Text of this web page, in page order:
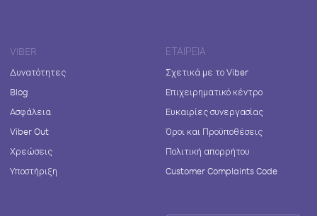
VIBER
Δυνατότητες
Blog
Ασφάλεια
Viber Out
Χρεώσεις
Υποστήριξη
ΕΤΑΙΡΕΊΑ
Σχετικά με το Viber
Επιχειρηματικό κέντρο
Ευκαιρίες συνεργασίας
Όροι και Προϋποθέσεις
Πολιτική απορρήτου
Customer Complaints Code